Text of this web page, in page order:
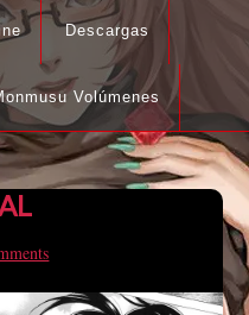
Descargas
Volúmenes